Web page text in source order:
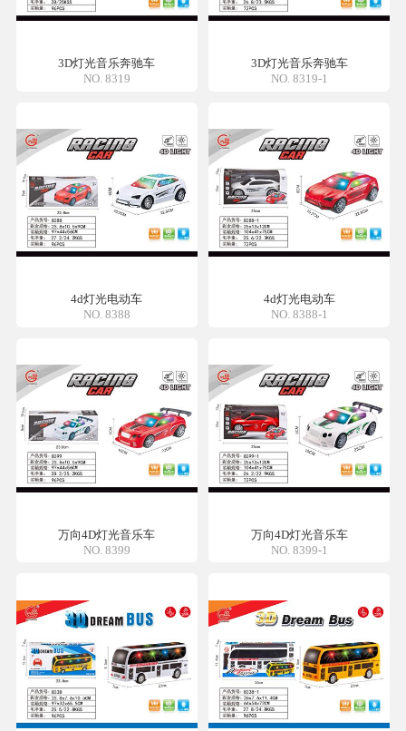
3D灯光音乐奔驰车
NO. 8319
3D灯光音乐奔驰车
NO. 8319-1
4d灯光电动车
NO. 8388
4d灯光电动车
NO. 8388-1
万向4D灯光音乐车
NO. 8399
万向4D灯光音乐车
NO. 8399-1